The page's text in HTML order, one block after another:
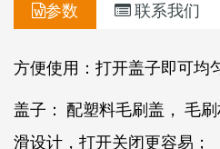
参数 联系我们
方便使用：打开盖子即可均
盖子： 配塑料毛刷盖， 毛
滑设计，打开关闭更容易；